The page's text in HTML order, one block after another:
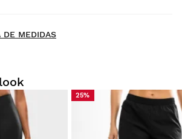
casa con tranquilidad: tienes 30 días
de entrega para solicitar tu devolución.
DE MEDIDAS
25%